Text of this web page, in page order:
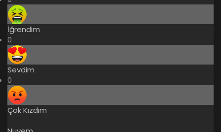
İğrendim
0
Sevdim
0
Çok Kızdım